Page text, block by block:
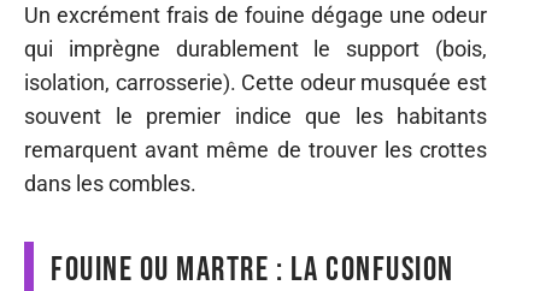
Un excrément frais de fouine dégage une odeur
qui imprègne durablement le support (bois,
isolation, carrosserie). Cette odeur musquée est
souvent le premier indice que les habitants
remarquent avant même de trouver les crottes
dans les combles.
Fouine ou martre : la confusion